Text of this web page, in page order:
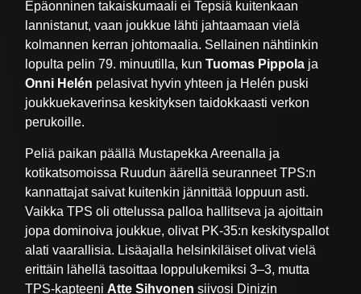
Epäonninen takaiskumaali ei Tepsiä kuitenkaan
lannistanut, vaan joukkue lähti jahtaamaan vielä
kolmannen kerran johtomaalia. Sellainen nähtiinkin
lopulta pelin 79. minuutilla, kun Tuomas Pippola ja
Onni Helén pelasivat hyvin yhteen ja Helén puski
joukkuekaverinsa keskityksen taidokkaasti verkon
perukoille.
Peliä paikan päällä Mustapekka Areenalla ja
kotikatsomoissa Ruudun äärellä seuranneet TPS:n
kannattajat saivat kuitenkin jännittää loppuun asti.
Vaikka TPS oli ottelussa palloa hallitseva ja ajoittain
jopa dominoiva joukkue, olivat PK-35:n keskityspallot
alati vaarallisia. Lisäajalla helsinkiläiset olivat vielä
erittäin lähellä tasoittaa loppulukemiksi 3–3, mutta
TPS-kapteeni Atte Sihvonen siivosi Dinizin